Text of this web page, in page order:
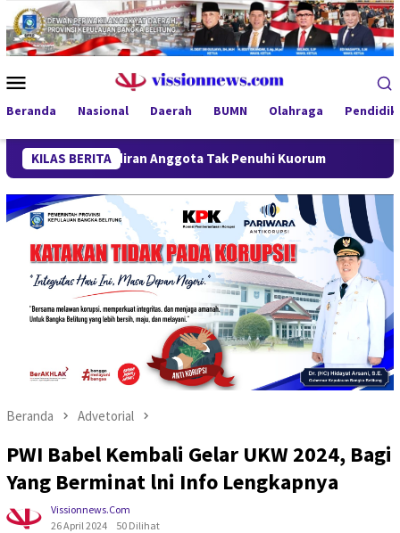
Loncat
ke
konten
Mobile
Beranda Nasional Daerah BUMN Olahraga
KILAS BERITA
Anggota Tak Penuhi Kuorum SiLPA Terkoreksi,
Beranda Advetorial
PWI Babel Kembali Gelar UKW 2024, Bagi
Yang Berminat lni Info Lengkapnya
Vissionnews.com
26 April 2024
50 Dilihat